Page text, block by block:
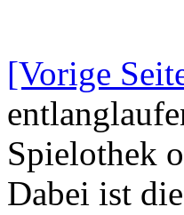
[Vorige
Spielothek
Dabei ist